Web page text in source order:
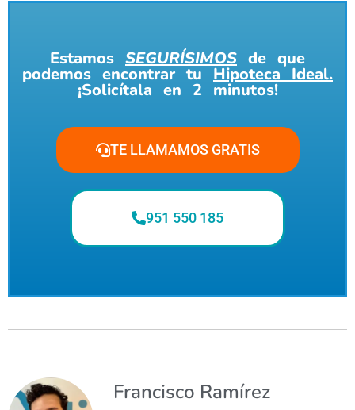
Estamos SEGURÍSIMOS de que
podemos encontrar tu Hipoteca Ideal.
¡Solicítala en 2 minutos!
TE LLAMAMOS GRATIS
951 550 185
Francisco Ramírez